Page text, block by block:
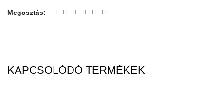
Megosztás
KAPCSOLÓDÓ TERMÉKEK